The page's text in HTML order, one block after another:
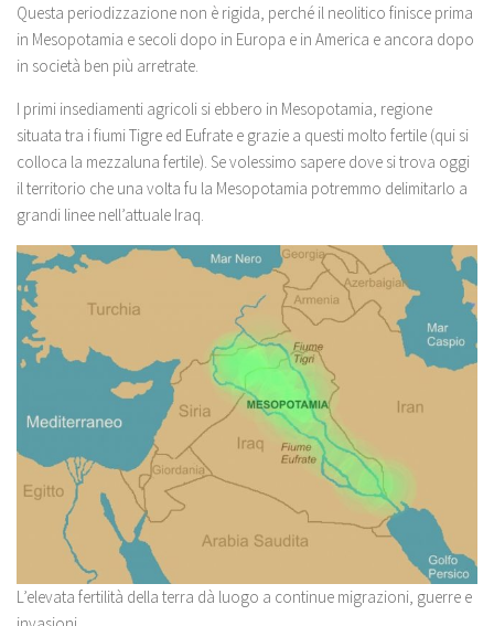
Questa periodizzazione non è rigida, perché il neolitico finisce prima
in Mesopotamia e secoli dopo in Europa e in America e ancora dopo
in società ben più arretrate.
I primi insediamenti agricoli si ebbero in Mesopotamia, regione
situata tra i fiumi Tigre ed Eufrate e grazie a questi molto fertile (qui si
colloca la mezzaluna fertile). Se volessimo sapere dove si trova oggi
il territorio che una volta fu la Mesopotamia potremmo delimitarlo a
grandi linee nell’attuale Iraq.
L’elevata fertilità della terra dà luogo a continue migrazioni, guerre e